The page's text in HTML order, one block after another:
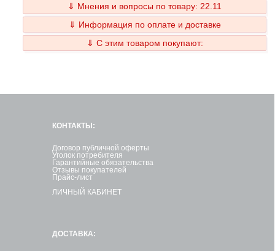
⇓ Мнения и вопросы по товару: 22.11
⇓ Информация по оплате и доставке
⇓ С этим товаром покупают:
КОНТАКТЫ:
Договор публичной оферты
Уголок потребителя
Гарантийные обязательства
Отзывы покупателей
Прайс-лист
ЛИЧНЫЙ КАБИНЕТ
ДОСТАВКА: